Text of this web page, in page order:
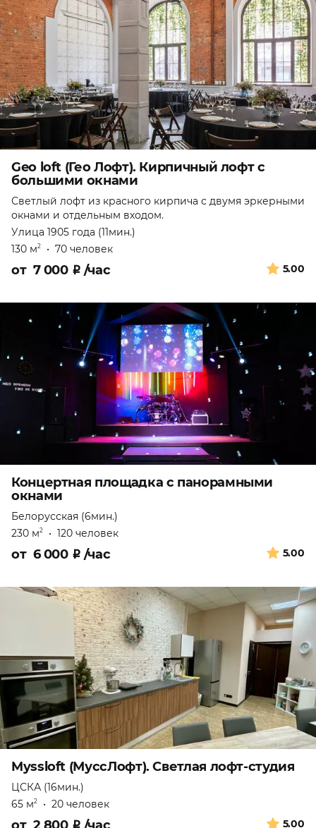
Geo loft (Гео Лофт). Кирпичный лофт с
большими окнами
Светлый лофт из красного кирпича с двумя эркерными
окнами и отдельным входом.
Улица 1905 года (11мин.)
130 м2 • 70 человек
5.00
от 7 000 ₽ /час
Концертная площадка с панорамными
окнами
Белорусская (6мин.)
230 м2 • 120 человек
5.00
от 6 000 ₽ /час
Myssloft (МуссЛофт). Светлая лофт-студия
ЦСКА (16мин.)
65 м2 • 20 человек
5.00